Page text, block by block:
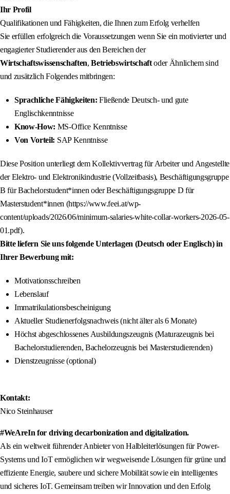
Ihr Profil
Qualifikationen und Fähigkeiten, die Ihnen zum Erfolg verhelfen
Sie erfüllen erfolgreich die Voraussetzungen wenn Sie ein motivierter und
engagierter Studierender aus den Bereichen der
Wirtschaftswissenschaften,Betriebswirtschaftoder Ähnlichem sind
und zusätzlich Folgendes mitbringen:
Sprachliche Fähigkeiten: Fließende Deutsch- und gute
Englischkenntnisse
Know-How: MS-Office Kenntnisse
Von Vorteil: SAP Kenntnisse
Diese Position unterliegt dem Kollektivvertrag für Arbeiter und Angestellte
der Elektro- und Elektronikindustrie (Vollzeitbasis), Beschäftigungsgruppe
B für Bachelorstudent*innen oder Beschäftigungsgruppe D für
Masterstudent*innen (https://www.feei.at/wp-
content/uploads/2026/06/minimum-salaries-white-collar-workers-2026-05-
01.pdf).
Bitte liefern Sie uns folgende Unterlagen (Deutsch oder Englisch) in
Ihrer Bewerbung mit:
Motivationsschreiben
Lebenslauf
Immatrikulationsbescheinigung
Aktueller Studienerfolgsnachweis (nicht älter als 6 Monate)
Höchst abgeschlossenes Ausbildungszeugnis (Maturazeugnis bei
Bachelorstudierenden, Bachelorzeugnis bei Masterstudierenden)
Dienstzeugnisse (optional)
Kontakt:
Nico Steinhauser
#WeAreIn for driving decarbonization and digitalization.
Als ein weltweit führender Anbieter von Halbleiterlösungen für Power-
Systems und IoT ermöglichen wir wegweisende Lösungen für grüne und
effiziente Energie, saubere und sichere Mobilität sowie ein intelligentes
und sicheres IoT. Gemeinsam treiben wir Innovation und den Erfolg